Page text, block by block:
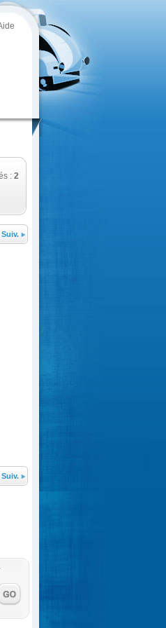
: 2
Suiv.
Suiv.